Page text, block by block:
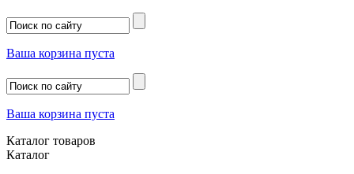
Ваша корзина пуста
Ваша корзина пуста
Каталог товаров
Каталог